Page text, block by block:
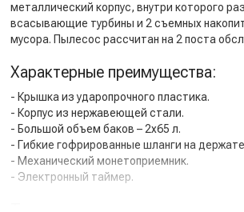
металлический корпус, внутри которого
всасывающие турбины и 2 съемных
мусора. Пылесос рассчитан на 2 поста
Характерные преимущества:
- Крышка из ударопрочного пластика.
- Корпус из нержавеющей стали.
- Большой объем баков – 2х65 л.
- Гибкие гофрированные шланги на
- Механический монетоприемник.
- Электронный таймер.